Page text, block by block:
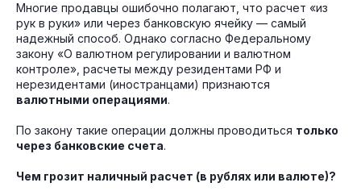
Многие продавцы ошибочно полагают, что расчет «из
рук в руки» или через банковскую ячейку — самый
надежный способ. Однако согласно Федеральному
закону «О валютном регулировании и валютном
контроле», расчеты между резидентами РФ и
нерезидентами (иностранцами) признаются
валютными операциями.
По закону такие операции должны проводиться только
через банковские счета.
Чем грозит наличный расчет (в рублях или валюте)?